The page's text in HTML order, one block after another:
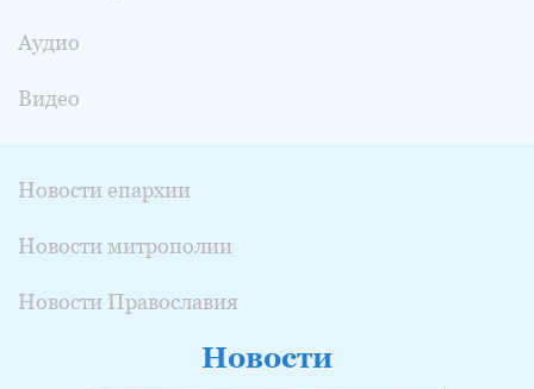
Аудио
Видео
Новости епархии
Новости митрополии
Новости Православия
Новости